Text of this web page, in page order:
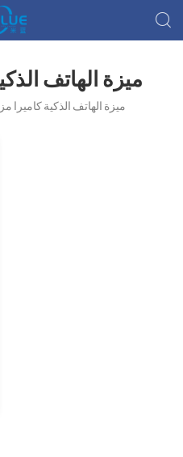
ميزة الهاتف
ميزة الهاتف الذكية كاميرا